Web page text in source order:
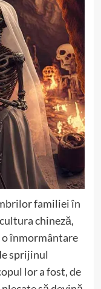
familiei în
chineză,
o înmormântare
sprijinul
lor a fost, de